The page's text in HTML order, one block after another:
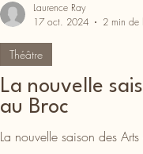
La nouvelle
au Broc
La nouvelle saison des
Théâtre
Laurence Ray
17 oct. 2024
2 min de